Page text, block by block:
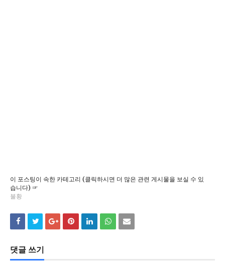
이 포스팅이 속한 카테고리 (클릭하시면 더 많은 관련 게시물을 보실 수 있
습니다) ☞
불황
댓글 쓰기